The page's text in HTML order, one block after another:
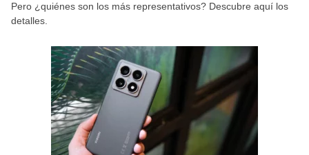
Pero ¿quiénes son los más representativos? Descubre aquí los
detalles.